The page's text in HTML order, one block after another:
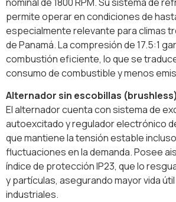
permite operar en condiciones de
especialmente relevante para climas
de Panamá. La compresión de 17.5:1
combustión eficiente, lo que se
consumo de combustible y menos
Alternador sin escobillas (brushless)
El alternador cuenta con sistema de
autoexcitado y regulador electrónico
que mantiene la tensión estable
fluctuaciones en la demanda. Posee
índice de protección IP23, que lo
y partículas, asegurando mayor vida
industriales.